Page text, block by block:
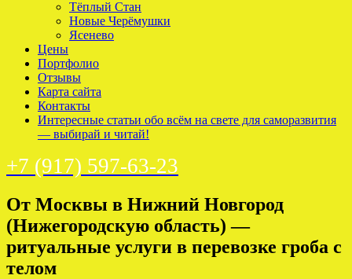
Тёплый Стан
Новые Черёмушки
Ясенево
Цены
Портфолио
Отзывы
Карта сайта
Контакты
Интересные статьи обо всём на свете для саморазвития
— выбирай и читай!
+7 (917) 597-63-23
От Москвы в Нижний Новгород
(Нижегородскую область) —
ритуальные услуги в перевозке гроба с
телом